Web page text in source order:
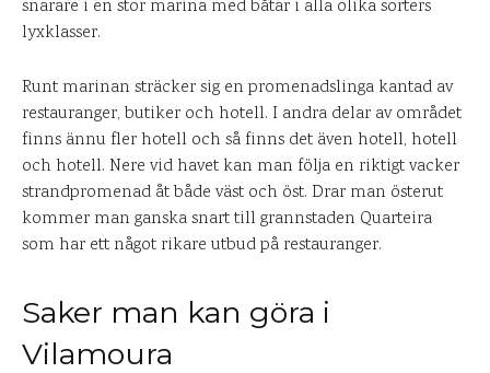
snarare i en stor marina med båtar i alla olika sorters
lyxklasser.
Runt marinan sträcker sig en promenadslinga kantad av
restauranger, butiker och hotell. I andra delar av området
finns ännu fler hotell och så finns det även hotell, hotell
och hotell. Nere vid havet kan man följa en riktigt vacker
strandpromenad åt både väst och öst. Drar man österut
kommer man ganska snart till grannstaden Quarteira
som har ett något rikare utbud på restauranger.
Saker man kan göra i
Vilamoura